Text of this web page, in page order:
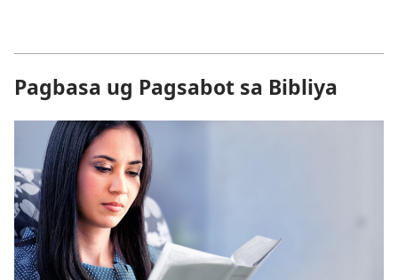
Pagbasa ug Pagsabot sa Bibliya